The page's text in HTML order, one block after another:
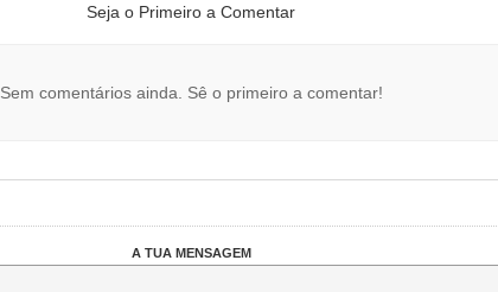
Seja o Primeiro a Comentar
Sem comentários ainda. Sê o primeiro a comentar!
A TUA MENSAGEM